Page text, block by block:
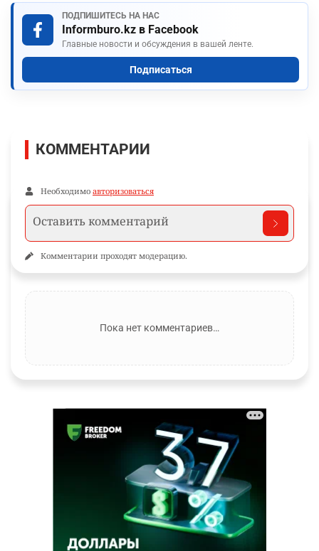
ПОДПИШИТЕСЬ НА НАС
Informburo.kz в Facebook
Главные новости и обсуждения в вашей ленте.
Подписаться
КОММЕНТАРИИ
Необходимо авторизоваться
Комментарии проходят модерацию.
Пока нет комментариев…